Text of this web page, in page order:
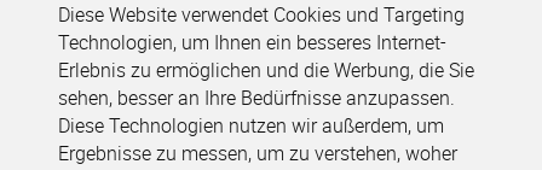
Diese Website verwendet Cookies und Targeting
Technologien, um Ihnen ein besseres Internet-
Erlebnis zu ermöglichen und die Werbung, die Sie
sehen, besser an Ihre Bedürfnisse anzupassen.
Diese Technologien nutzen wir außerdem, um
Ergebnisse zu messen, um zu verstehen, woher